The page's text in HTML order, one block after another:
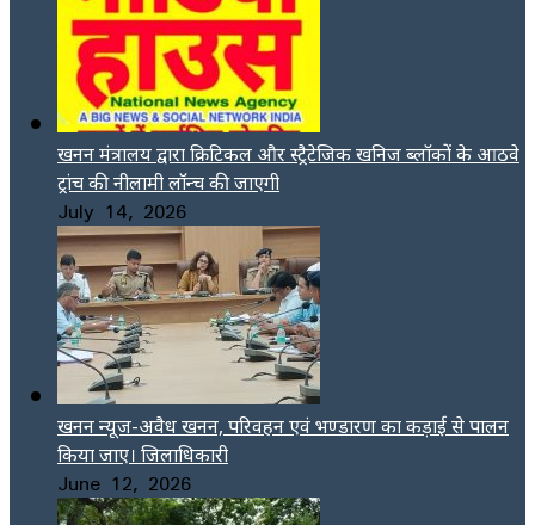
खनन मंत्रालय द्वारा क्रिटिकल और स्ट्रैटेजिक खनिज ब्लॉकों के आठवे
ट्रांच की नीलामी लॉन्च की जाएगी
July 14, 2026
खनन न्यूज-अवैध खनन, परिवहन एवं भण्डारण का कड़ाई से पालन
किया जाए। जिलाधिकारी
June 12, 2026